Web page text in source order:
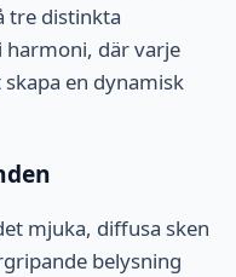
tre distinkta
harmoni, där varje
en dynamisk
mjuka, diffusa sken
belysning